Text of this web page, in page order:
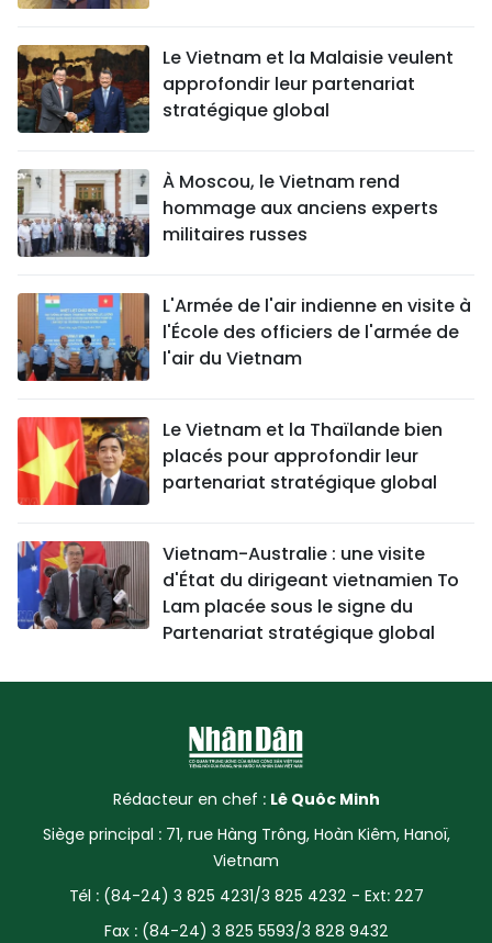
Le Vietnam et la Malaisie veulent
approfondir leur partenariat
stratégique global
À Moscou, le Vietnam rend
hommage aux anciens experts
militaires russes
L'Armée de l'air indienne en visite à
l'École des officiers de l'armée de
l'air du Vietnam
Le Vietnam et la Thaïlande bien
placés pour approfondir leur
partenariat stratégique global
Vietnam-Australie : une visite
d'État du dirigeant vietnamien To
Lam placée sous le signe du
Partenariat stratégique global
Rédacteur en chef : Lê Quôc Minh
Siège principal : 71, rue Hàng Trông, Hoàn Kiêm, Hanoï,
Vietnam
Tél : (84-24) 3 825 4231/3 825 4232 - Ext: 227
Fax : (84-24) 3 825 5593/3 828 9432